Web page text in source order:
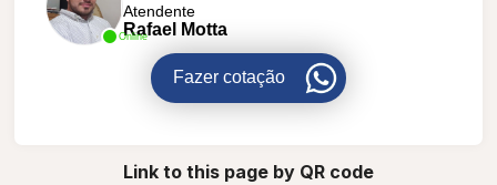
Online
Atendente
Rafael Motta
Fazer cotação
Link to this page by QR code